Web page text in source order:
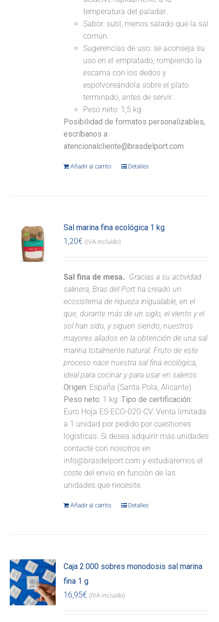
temperatura del paladar.
Sabor: sutil, menos salado que la sal
común.
Sugerencias de uso: se aconseja su
uso en el emplatado, rompiendo la
escama con los dedos y
espolvoreándola sobre el plato
terminado, antes de servir.
Peso neto: 1,5 kg
Posibilidad de formatos personalizables,
escríbanos a
atencionalcliente@brasdelport.com
Añadir al carrito Detalles
Sal marina fina ecológica 1 kg
1,20€ (IVA incluido)
Sal fina de mesa. Gracias a su actividad
salinera, Bras del Port ha creado un
ecosistema de riqueza inigualable, en el
que, durante más de un siglo, el viento y el
sol han sido, y siguen siendo, nuestros
mayores aliados en la obtención de una sal
marina totalmente natural. Fruto de este
proceso nace nuestra sal fina ecológica,
ideal para cocinar y para usar en saleros.
Origen: España (Santa Pola, Alicante).
Peso neto: 1 kg.Tipo de certificación:
Euro Hoja ES-ECO-020-CV. Venta limitada
a 1 unidad por pedido por cuestiones
logísticas. Si desea adquirir más unidades
contacte con nosotros en
info@brasdelport.com y estudiaremos el
coste del envío en función de las
unidades que necesite.
Añadir al carrito Detalles
Caja 2.000 sobres monodosis sal marina
fina 1 g
16,95€ (IVA incluido)